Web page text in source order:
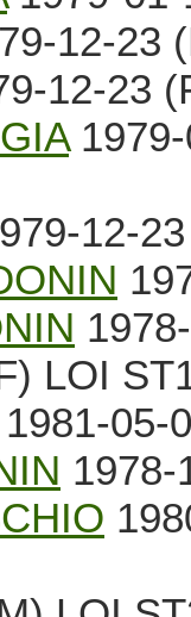
12-23
12-23
1979-
12-
LOI
05-
1978-